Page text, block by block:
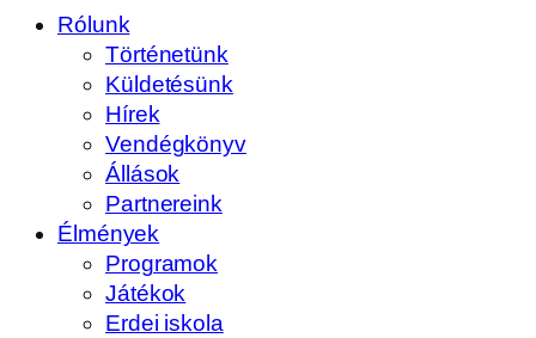
Rólunk
Történetünk
Küldetésünk
Hírek
Vendégkönyv
Állások
Partnereink
Élmények
Programok
Játékok
Erdei iskola